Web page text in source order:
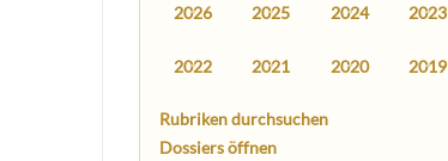
2026 2025 2024 2023
2022 2021 2020 2019
Rubriken durchsuchen
Dossiers öffnen